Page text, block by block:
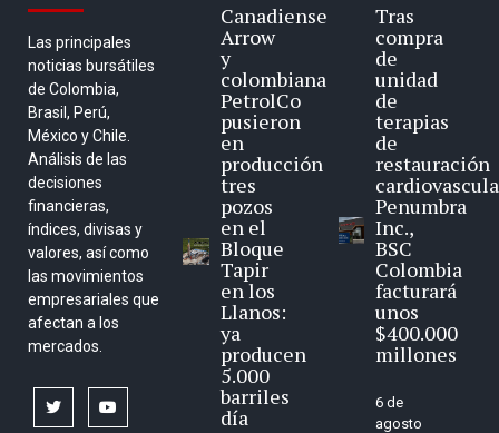
Las principales
noticias bursátiles
de Colombia,
Brasil, Perú,
México y Chile.
Análisis de las
decisiones
financieras,
índices, divisas y
valores, así como
las movimientos
empresariales que
afectan a los
mercados.
twitter
Canadiense
Arrow
y
colombiana
PetrolCo
pusieron
en
producción
tres
pozos
en el
Bloque
Tapir
en los
Llanos:
ya
producen
5.000
barriles
día
Tras
compra
de
unidad
de
terapias
de
restauración
Penumbra
Inc.,
BSC
Colombia
facturará
unos
$400.000
millones
6 de
agosto